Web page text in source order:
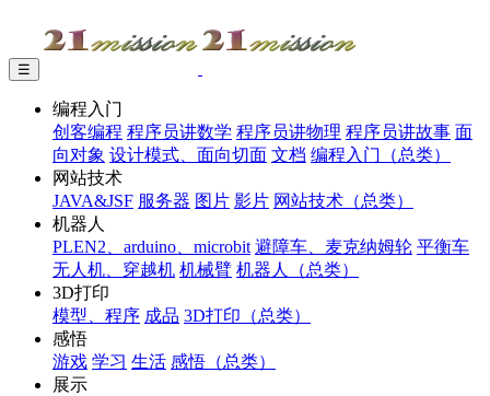
☰
编程入门
创客编程 程序员讲数学 程序员讲物理 程序员讲故事 面
向对象 设计模式、面向切面 文档 编程入门（总类）
网站技术
JAVA&JSF 服务器 图片 影片 网站技术（总类）
机器人
PLEN2、arduino、microbit 避障车、麦克纳姆轮 平衡车
无人机、穿越机 机械臂 机器人（总类）
3D打印
模型、程序 成品 3D打印（总类）
感悟
游戏 学习 生活 感悟（总类）
展示